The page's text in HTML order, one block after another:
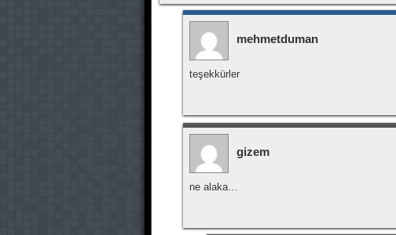
mehmetduman
teşekkürler
gizem
ne alaka…